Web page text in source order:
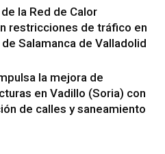
la Red de Calor
restricciones de tráfico en
de Salamanca de Valladolid
la mejora de
en Vadillo (Soria) con
de calles y saneamiento